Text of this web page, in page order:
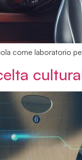
come laboratorio